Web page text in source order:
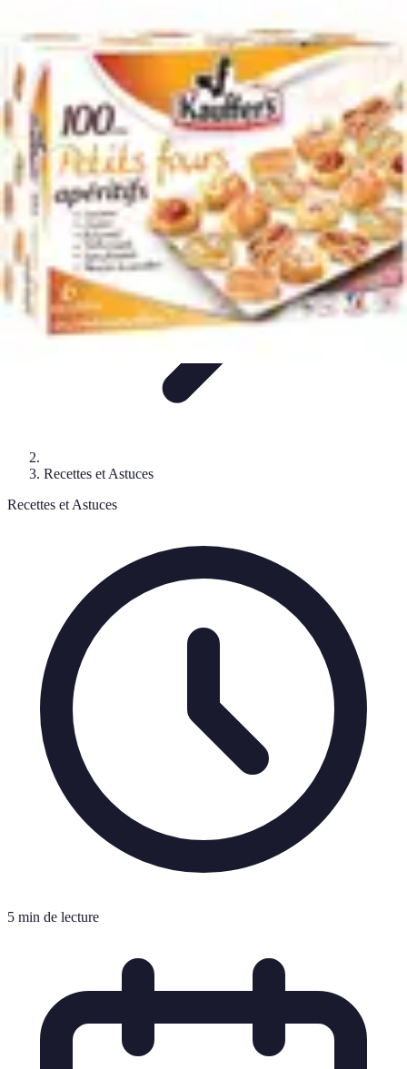
TendancesConseils et AstucesRécettes et AstucesRecettes
ApéritifsPréparation d'apéritifs
Moments Apéritifs
Recettes et Astuces
Recettes et Astuces
5 min de lecture